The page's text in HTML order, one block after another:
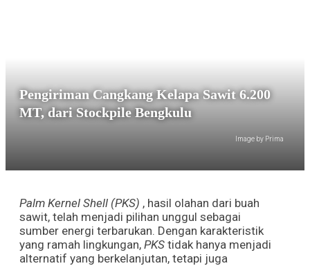
Pengiriman Cangkang Kelapa Sawit 6.200
MT, dari Stockpile Bengkulu
Image by Prima
Palm Kernel Shell (PKS) , hasil olahan dari buah
sawit, telah menjadi pilihan unggul sebagai
sumber energi terbarukan. Dengan karakteristik
yang ramah lingkungan, PKS tidak hanya menjadi
alternatif yang berkelanjutan, tetapi juga